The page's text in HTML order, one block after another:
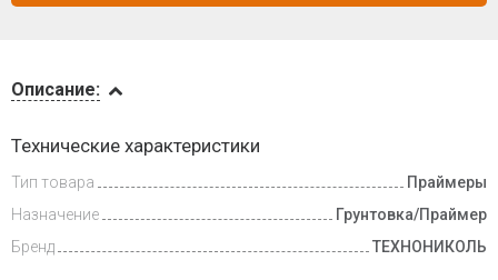
и оплата
Описание:
Технические характеристики
Тип товара
Праймеры
Назначение
Грунтовка/Праймер
Бренд
ТЕХНОНИКОЛЬ